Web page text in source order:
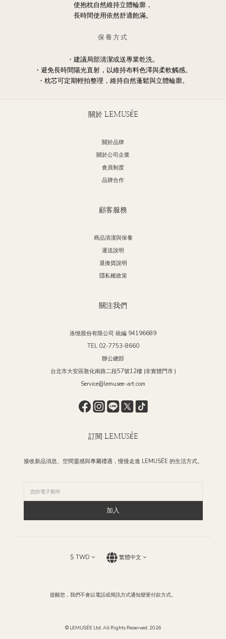
使抱枕自然維持立體輪廓，
長時間使用依然舒適飽滿。
保養方式
・建議局部清潔或送專業乾洗。
・避免長時間陽光直射，以維持布料色澤與柔軟觸感。
・枕芯可定期輕拍整理，維持自然蓬鬆與立體輪廓。
關於 LEMUSÉE
關於品牌
關於公司企業
會員制度
品牌合作
顧客服務
商品清潔與保養
運送說明
退換貨說明
隱私權政策
關注我們
洛憶股份有限公司 統編 94196689
TEL 02-7753-8660
辦公總部
台北市大安區敦化南路二段57號12樓 (非實體門市 )
Service@lemusee-art.com
訂閱 LEMUSÉE
接收新品消息、空間靈感與專屬禮遇，慢慢走進 LEMUSÉE 的生活方式。
加入
$ TWD 繁體中文
提醒您，我們不會以電話或簡訊方式通知變更付款方式。
© LEMUSÉE Ltd. All Rights Reserved. 2026